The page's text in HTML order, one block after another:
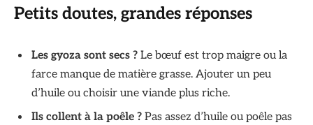
Petits doutes, grandes réponses
Les gyoza sont secs ? Le bœuf est trop maigre ou la
farce manque de matière grasse. Ajouter un peu
d’huile ou choisir une viande plus riche.
Ils collent à la poêle ? Pas assez d’huile ou poêle pas